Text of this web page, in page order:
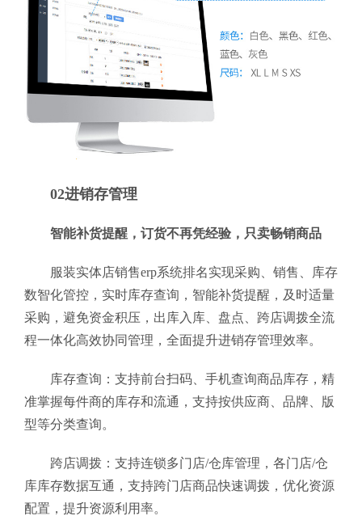
02进销存管理
智能补货提醒，订货不再凭经验，只卖畅销商品
服装实体店销售erp系统排名实现采购、销售、库存
数智化管控，实时库存查询，智能补货提醒，及时适量
采购，避免资金积压，出库入库、盘点、跨店调拨全流
程一体化高效协同管理，全面提升进销存管理效率。
库存查询：支持前台扫码、手机查询商品库存，精
准掌握每件商的库存和流通，支持按供应商、品牌、版
型等分类查询。
跨店调拨：支持连锁多门店/仓库管理，各门店/仓
库库存数据互通，支持跨门店商品快速调拨，优化资源
配置，提升资源利用率。